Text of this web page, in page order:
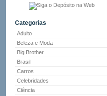
Categorias
Adulto
Beleza e Moda
Big Brother
Brasil
Carros
Celebridades
Ciência